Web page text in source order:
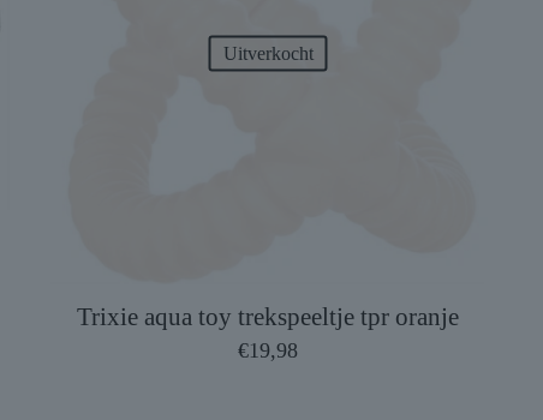
Uitverkocht
Trixie aqua toy trekspeeltje tpr oranje
€19,98